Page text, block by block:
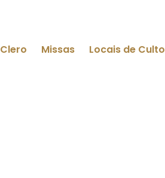
Clero Missas Locais de Culto